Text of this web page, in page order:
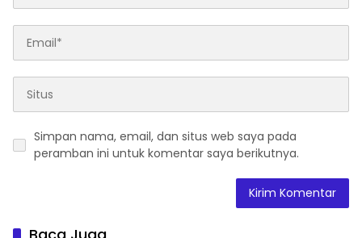
Simpan nama, email, dan situs web saya pada
peramban ini untuk komentar saya berikutnya.